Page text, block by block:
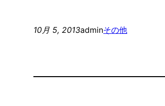
10月 5, 2013adminその他